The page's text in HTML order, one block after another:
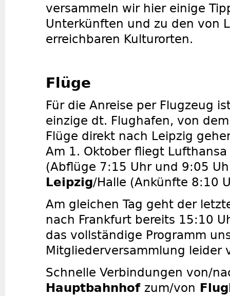
versammeln wir hier einige
Unterkünften und zu den von
erreichbaren Kulturorten.
Flüge
Für die Anreise per Flugzeug
einzige dt. Flughafen, von
Flüge direkt nach Leipzig
Am 1. Oktober fliegt
(Abflüge 7:15 Uhr und 9:05
Leipzig/Halle (Ankünfte 8:10
Am gleichen Tag geht der
nach Frankfurt bereits 15:10
das vollständige Programm
Mitgliederversammlung leider
Schnelle Verbindungen von/
Hauptbahnhof zum/von